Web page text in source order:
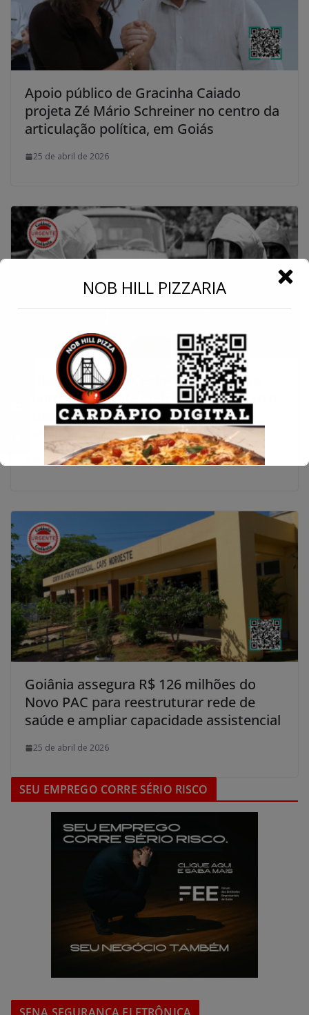
Apoio público de Gracinha Caiado
projeta Zé Mário Schreiner no centro da
articulação política, em Goiás
25 de abril de 2026
Indenizações do Césio-137 voltam ao
centro de disputa judicial após atraso e
questionamentos sobre correção de
valores
25 de abril de 2026
Goiânia assegura R$ 126 milhões do
Novo PAC para reestruturar rede de
saúde e ampliar capacidade assistencial
25 de abril de 2026
SEU EMPREGO CORRE SÉRIO RISCO
NOB HILL PIZZARIA